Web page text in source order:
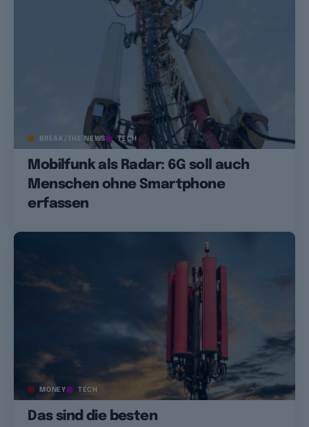
BREAK/THE NEWS TECH
Mobilfunk als Radar: 6G soll auch
Menschen ohne Smartphone
erfassen
MONEY TECH
Das sind die besten